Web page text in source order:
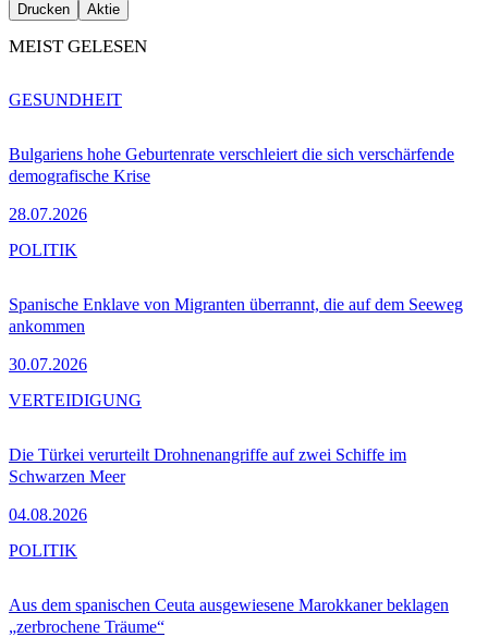
Drucken Aktie
MEIST GELESEN
Bulgariens hohe Geburtenrate verschleiert die sich verschärfende
demografische Krise
28.07.2026
GESUNDHEIT
Spanische Enklave von Migranten überrannt, die auf dem Seeweg
ankommen
30.07.2026
POLITIK
Die Türkei verurteilt Drohnenangriffe auf zwei Schiffe im
Schwarzen Meer
04.08.2026
VERTEIDIGUNG
Aus dem spanischen Ceuta ausgewiesene Marokkaner beklagen
„zerbrochene Träume“
POLITIK